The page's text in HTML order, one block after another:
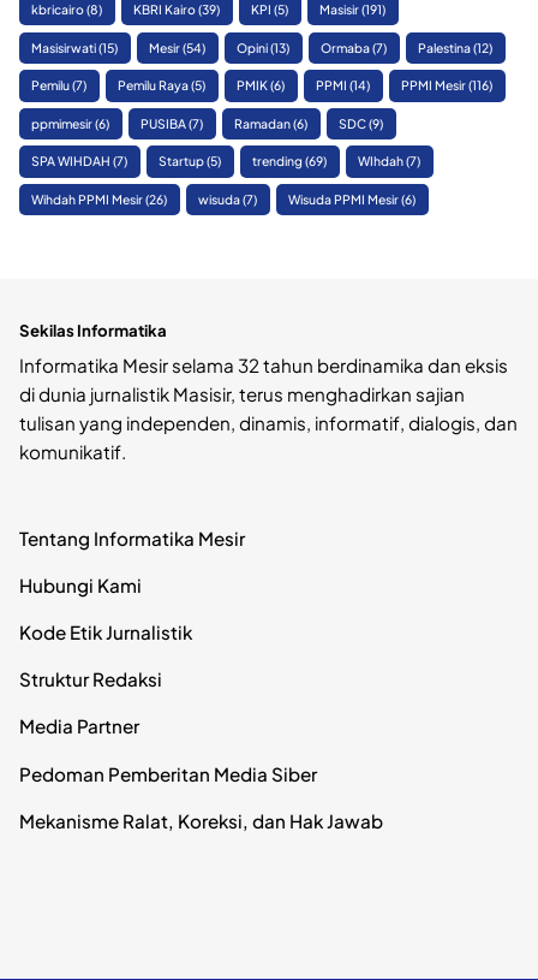
kbricairo(8) KBRI Kairo(39) KPI (5) Masisir(191)
Masisirwati(15) Mesir(54) Opini(13) Ormaba(7) Palestina(12)
Pemilu(7) Pemilu Raya(5) PMIK(6) PPMI (14) PPMI Mesir(116)
ppmimesir(6) PUSIBA(7) Ramadan(6) SDC(9)
SPA WIHDAH (7) Startup(5) trending (69) WIhdah(7)
Wihdah PPMI Mesir(26) wisuda(7) Wisuda PPMI Mesir(6)
Sekilas Informatika
Informatika Mesir selama 32 tahun berdinamika dan eksis
di dunia jurnalistik Masisir, terus menghadirkan sajian
tulisan yang independen, dinamis, informatif, dialogis, dan
komunikatif.
Tentang Informatika Mesir
Hubungi Kami
Kode Etik Jurnalistik
Struktur Redaksi
Media Partner
Pedoman Pemberitan Media Siber
Mekanisme Ralat, Koreksi, dan Hak Jawab